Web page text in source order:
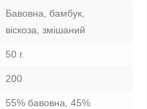
Бавовна, бамбук,
віскоза, змішаний
50 г.
200
55% бавовна, 45%